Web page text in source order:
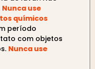
Nunca use
químicos
período
com objetos
Nunca use